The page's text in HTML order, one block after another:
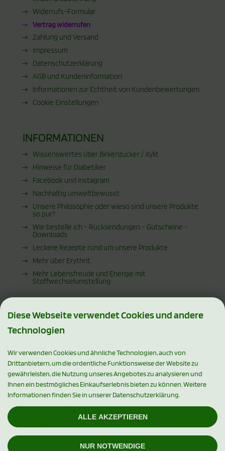
Widerrufs-Formular
Vertrag widerrufen
Zahlung und Versand
Impressum
Datenschutzerklärung
AGB und Kundeninformation
Informationen zur Echtheit von Kundenbewertungen
Cookie Einstellungen
INFORMATIONEN
Wissenswertes über Birkenzucker / Xylit
Hinweise für Diabetiker
Facebook und Instagram
Nachhaltig umweltbewusst
Unsere Philosophie oder wieso sind unsere Produkte
so pur?
Wie bestelle ich - Rücksendungen - Gutscheine -
Downloads
Leckere Rezepte rund um unsere Produkte
Mehr über Erythrit
Mehr Lebensfreude und Energie mit
Stoffwechselumstellung
ZAHLUNGSMETHODEN
SOCIAL MEDIA
Diese Webseite verwendet Cookies und andere
Technologien
Wir verwenden Cookies und ähnliche Technologien, auch von
Drittanbietern, um die ordentliche Funktionsweise der Website zu
gewährleisten, die Nutzung unseres Angebotes zu analysieren und
Ihnen ein bestmögliches Einkaufserlebnis bieten zu können. Weitere
Informationen finden Sie in unserer Datenschutzerklärung.
ALLE AKZEPTIEREN
NUR NOTWENDIGE